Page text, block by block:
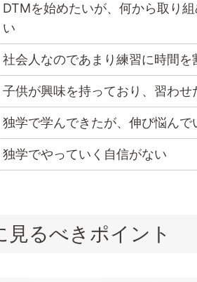
DTMを始めたいが、何から取り
い
社会人なのであまり練習に時間を
子供が興味を持っており、習わせ
独学で学んできたが、伸び悩んで
独学でやっていく自信がない
見るべきポイント